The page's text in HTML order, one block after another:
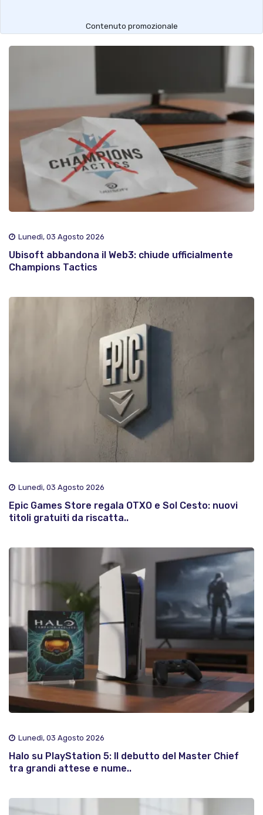
Contenuto promozionale
Lunedì, 03 Agosto 2026
Ubisoft abbandona il Web3: chiude ufficialmente
Champions Tactics
Lunedì, 03 Agosto 2026
Epic Games Store regala OTXO e Sol Cesto: nuovi
titoli gratuiti da riscatta..
Lunedì, 03 Agosto 2026
Halo su PlayStation 5: Il debutto del Master Chief
tra grandi attese e nume..